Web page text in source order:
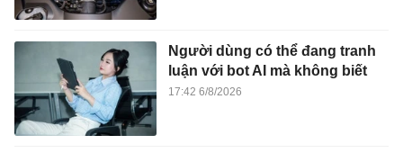
Người dùng có thể đang tranh
luận với bot AI mà không biết
17:42 6/8/2026